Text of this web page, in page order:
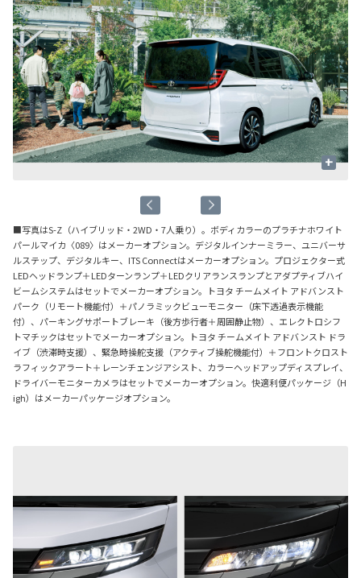
+
■写真はS-Z（ハイブリッド・2WD・7人乗り）。ボディカラーのプラチナホワイト
パールマイカ〈089〉はメーカーオプション。デジタルインナーミラー、ユニバーサ
ルステップ、デジタルキー、ITS Connectはメーカーオプション。プロジェクター式
LEDヘッドランプ＋LEDターンランプ＋LEDクリアランスランプとアダプティブハイ
ビームシステムはセットでメーカーオプション。トヨタ チームメイト アドバンスト
パーク（リモート機能付）＋パノラミックビューモニター（床下透過表示機能
付）、パーキングサポートブレーキ（後方歩行者＋周囲静止物）、エレクトロシフ
トマチックはセットでメーカーオプション。トヨタ チームメイト アドバンスト ドラ
イブ（渋滞時支援）、緊急時操舵支援（アクティブ操舵機能付）＋フロントクロスト
ラフィックアラート＋レーンチェンジアシスト、カラーヘッドアップディスプレイ、
ドライバーモニターカメラはセットでメーカーオプション。快適利便パッケージ（H
igh）はメーカーパッケージオプション。